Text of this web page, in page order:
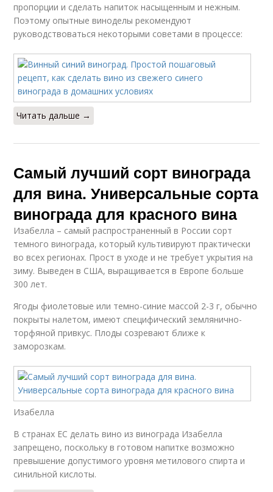
пропорции и сделать напиток насыщенным и нежным.
Поэтому опытные виноделы рекомендуют
руководствоваться некоторыми советами в процессе:
Читать дальше →
Самый лучший сорт винограда
для вина. Универсальные сорта
винограда для красного вина
Изабелла – самый распространенный в России сорт
темного винограда, который культивируют практически
во всех регионах. Прост в уходе и не требует укрытия на
зиму. Выведен в США, выращивается в Европе больше
300 лет.
Ягоды фиолетовые или темно-синие массой 2-3 г, обычно
покрыты налетом, имеют специфический землянично-
торфяной привкус. Плоды созревают ближе к
заморозкам.
Изабелла
В странах ЕС делать вино из винограда Изабелла
запрещено, поскольку в готовом напитке возможно
превышение допустимого уровня метилового спирта и
синильной кислоты.